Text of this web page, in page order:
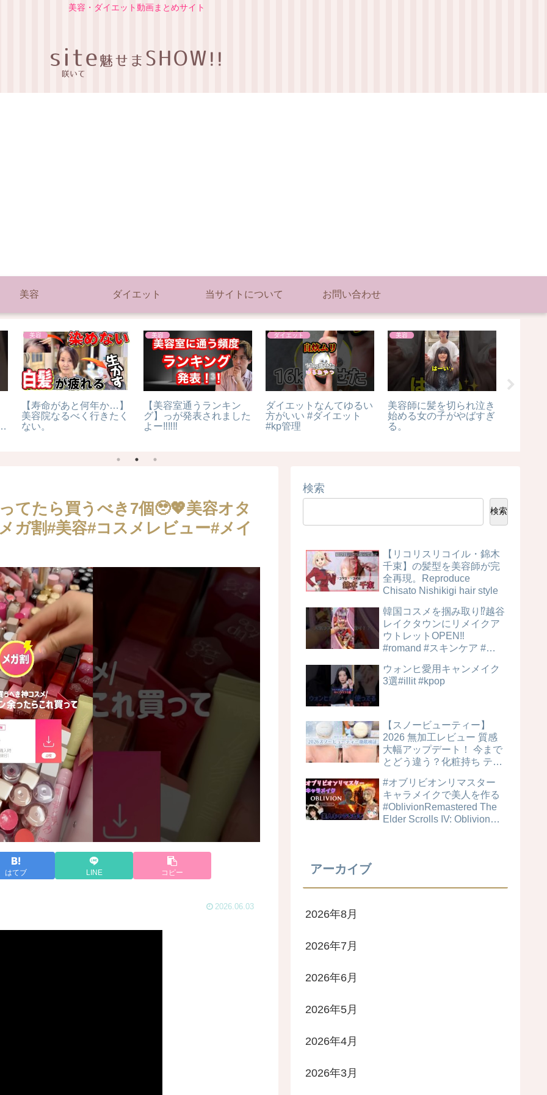
美容・ダイエット動画まとめサイト
美容 ダイエット 当サイトについて お問い合わせ
美容
【寿命があと何年か…】
美容院なるべく行きたく
ない。
美容
【美容室通うランキン
グ】っが発表されました
よー‼️‼️‼️
ダイエット
ダイエットなんてゆるい
方がいい #ダイエット
#kp管理
美容
美容師に髪を切られ泣き
始める女の子がやばすぎ
る。
てたら買うべき7個🥹💖美容オタ
ガ割#美容#コスメレビュー#メイ
はてブ LINE コピー
2026.06.03
検索
検索
【リコリスリコイル・錦木
千束】の髪型を美容師が完
全再現。Reproduce
Chisato Nishikigi hair style
韓国コスメを掴み取り⁉︎越谷
レイクタウンにリメイクア
ウトレットOPEN‼️
#romand #スキンケア #美
ウォンヒ愛用キャンメイク
3選#illit #kpop
【スノービューティー】
2026 無加工レビュー 質感
大幅アップデート！ 今まで
とどう違う？化粧持ち テカ
過検証！ ブライトニングス
キンケアパウダー 4MSK 美
白ケア
#オブリビオンリマスター
キャラメイクで美人を作る
#OblivionRemastered The
Elder Scrolls IV: Oblivion
アーカイブ
2026年8月
2026年7月
2026年6月
2026年5月
2026年4月
2026年3月